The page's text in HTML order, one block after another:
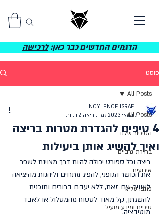
הדגמים החדשים כבר כאן:לרכישה
פוסט
All Posts
הסיפור שלנו
בחירת גרביים
אירועים
כתבו עלינו
טיפים ומידע מועיל
All Posts
4 טיפים להגדרת מטרות בריצה
ואיך להשיג אותן ביעילות
INCYLENCE ISRAEL
7 במאי 2023
זמן קריאה 2 דקות
ריצה וכל ספורט יכולה להיות דרך מצוינת לשפר
את הכושר הגופני, להפיג מתחים וליהנות מהיציאה
לאוויר. עם זאת, ללא יעדים ברורים ותוכנית
להשגתן, קל מאוד לסטות מהמסלול או לאבד
מוטיבציה.